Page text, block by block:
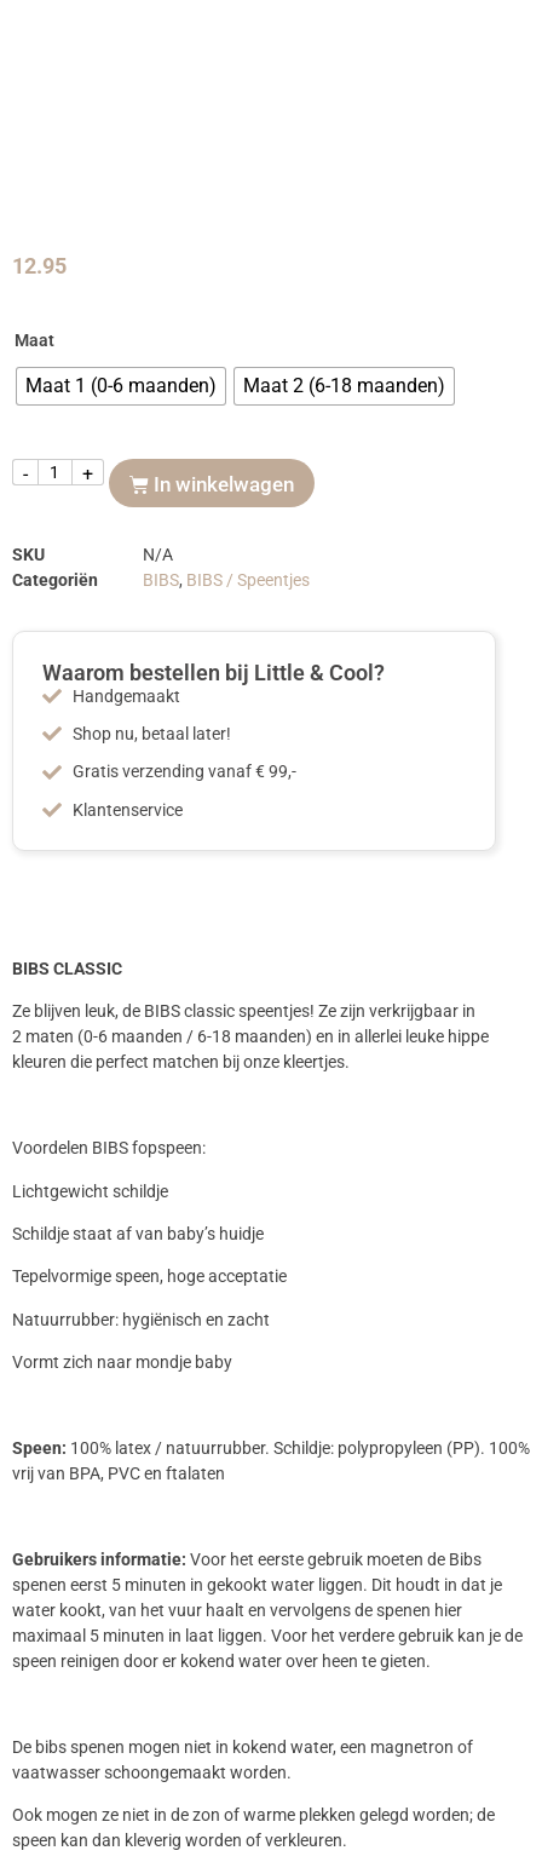
12.95
Maat
Maat 1 (0-6 maanden) Maat 2 (6-18 maanden)
- + In winkelwagen
SKU
N/A
Categoriën
BIBS, BIBS / Speentjes
Waarom bestellen bij Little & Cool?
Handgemaakt
Shop nu, betaal later!
Gratis verzending vanaf € 99,-
Klantenservice
BIBS CLASSIC
Ze blijven leuk, de BIBS classic speentjes! Ze zijn verkrijgbaar in
2 maten (0-6 maanden / 6-18 maanden) en in allerlei leuke hippe
kleuren die perfect matchen bij onze kleertjes.
Voordelen BIBS fopspeen:
Lichtgewicht schildje
Schildje staat af van baby’s huidje
Tepelvormige speen, hoge acceptatie
Natuurrubber: hygiënisch en zacht
Vormt zich naar mondje baby
Speen: 100% latex / natuurrubber. Schildje: polypropyleen (PP). 100%
vrij van BPA, PVC en ftalaten
Gebruikers informatie: Voor het eerste gebruik moeten de Bibs
spenen eerst 5 minuten in gekookt water liggen. Dit houdt in dat je
water kookt, van het vuur haalt en vervolgens de spenen hier
maximaal 5 minuten in laat liggen. Voor het verdere gebruik kan je de
speen reinigen door er kokend water over heen te gieten.
De bibs spenen mogen niet in kokend water, een magnetron of
vaatwasser schoongemaakt worden.
Ook mogen ze niet in de zon of warme plekken gelegd worden; de
speen kan dan kleverig worden of verkleuren.